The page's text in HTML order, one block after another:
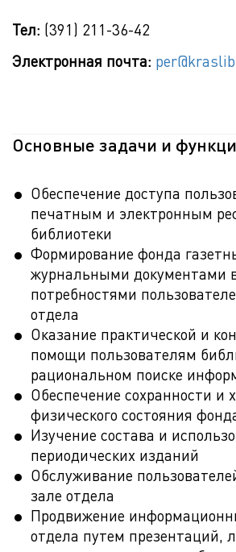
Тел: (391) 211-36-42
Электронная почта:
Основные задачи и
Обеспечение доступа
печатным и электронным
библиотеки
Формирование фонда
журнальными документами
потребностями
отдела
Оказание практической и
помощи пользователям
рациональном поиске
Обеспечение сохранности и
физического состояния
Изучение состава и
периодических изданий
Обслуживание
зале отдела
Продвижение
отдела путем презентаций,